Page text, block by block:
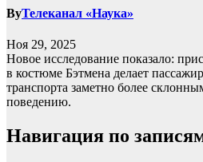
ByТелеканал «Наука»
Ноя 29, 2025
Новое исследование показало:
в костюме Бэтмена делает
транспорта заметно более
поведению.
Навигация по